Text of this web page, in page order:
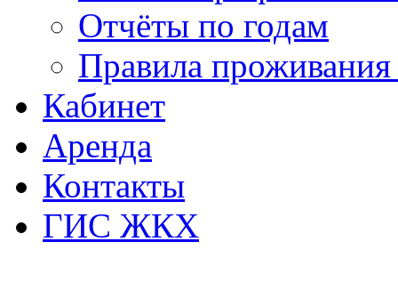
Отчёты по годам
Правила
Кабинет
Аренда
Контакты
ГИС ЖКХ